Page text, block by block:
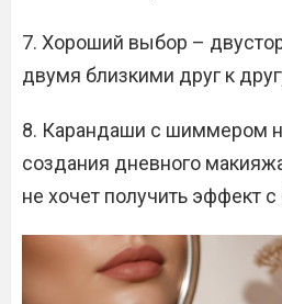
7. Хороший выбор –
двумя близкими друг к
8. Карандаши с шиммером
создания дневного
не хочет получить эффект